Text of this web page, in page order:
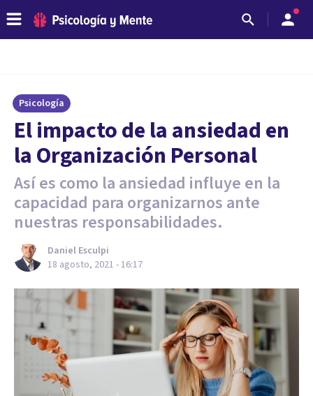
Psicología
El impacto de la ansiedad en
la Organización Personal
Así es como la ansiedad influye en la
capacidad para organizarnos ante
nuestras responsabilidades.
Daniel Esculpi
18 agosto, 2021 - 16:17